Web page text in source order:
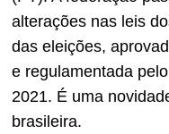
alterações nas leis
das eleições,
e regulamentada
2021. É uma
brasileira.